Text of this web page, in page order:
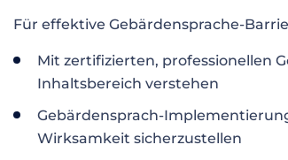
Für effektive Gebärdensprache-
Mit zertifizierten, professionellen
Inhaltsbereich verstehen
Gebärdensprach-
Wirksamkeit sicherzustellen